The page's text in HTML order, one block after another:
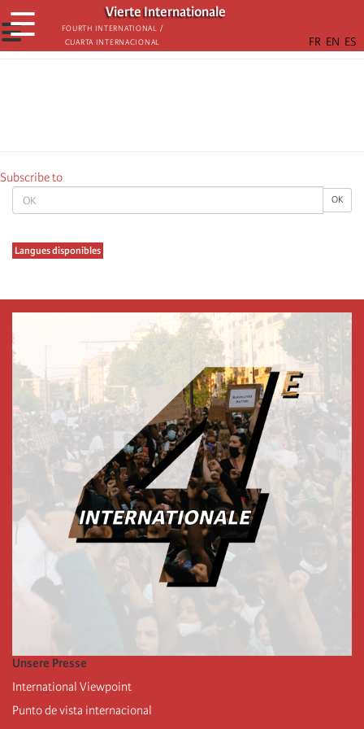
Skip
to
main
Vierte Internationale
Fourth International /
Cuarta Internacional
☰
☰
OK OK
Langues disponibles
Subscribe to
Unsere Presse
International Viewpoint
Punto de vista internacional